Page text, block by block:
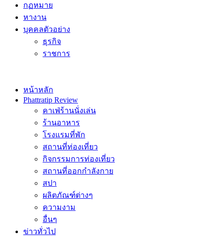
กฏหมาย
หางาน
บุคคลตัวอย่าง
ธุรกิจ
ราชการ
หน้าหลัก
Phattratip Review
คาเฟ่ร้านนั่งเล่น
ร้านอาหาร
โรงแรมที่พัก
สถานที่ท่องเที่ยว
กิจกรรมการท่องเที่ยว
สถานที่ออกกำลังกาย
สปา
ผลิตภัณฑ์ต่างๆ
ความงาม
อื่นๆ
ข่าวทั่วไป